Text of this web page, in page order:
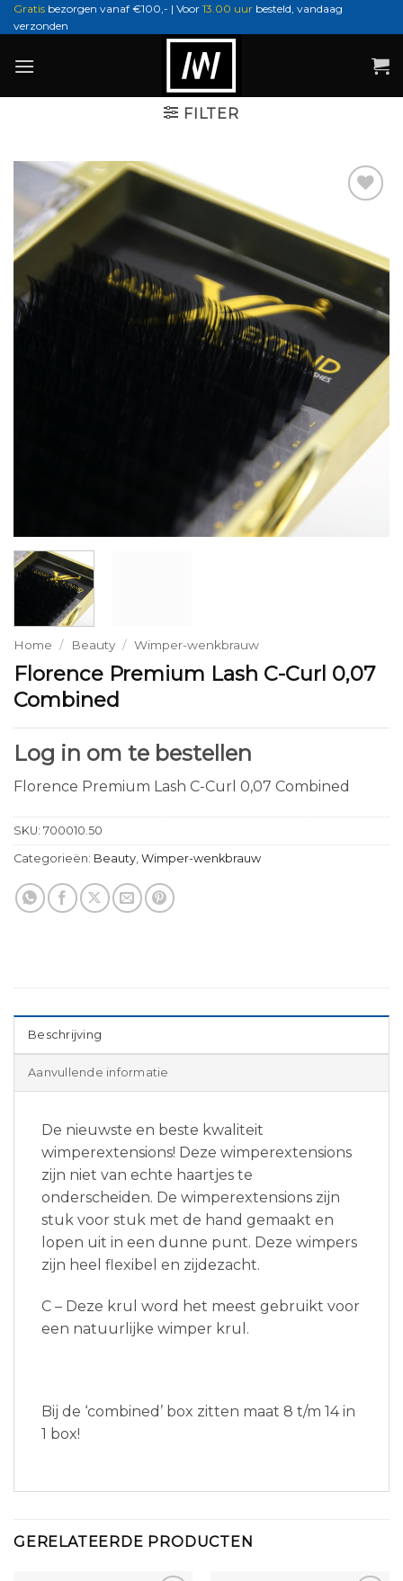
Ga
naar
Gratis bezorgen vanaf €100,- | Voor 13.00 uur besteld, vandaag
verzonden
FILTER
Home / Beauty / Wimper-wenkbrauw
Florence Premium Lash C-Curl 0,07
Combined
Log in om te bestellen
Florence Premium Lash C-Curl 0,07 Combined
SKU: 700010.50
Categorieën: Beauty Wimper-wenkbrauw
Beschrijving
Aanvullende informatie
De nieuwste en beste kwaliteit
wimperextensions! Deze wimperextensions
zijn niet van echte haartjes te
onderscheiden. De wimperextensions zijn
stuk voor stuk met de hand gemaakt en
lopen uit in een dunne punt. Deze wimpers
zijn heel flexibel en zijdezacht.
C – Deze krul word het meest gebruikt voor
een natuurlijke wimper krul.
Bij de ‘combined’ box zitten maat 8 t/m 14 in
1 box!
GERELATEERDE PRODUCTEN